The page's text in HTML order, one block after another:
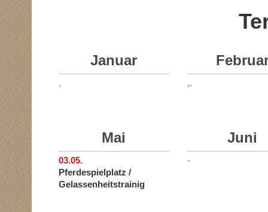
Januar
, ,.
Mai
03.05.
Pferdespielplatz /
Gelassenheitstrainig
Juni
-